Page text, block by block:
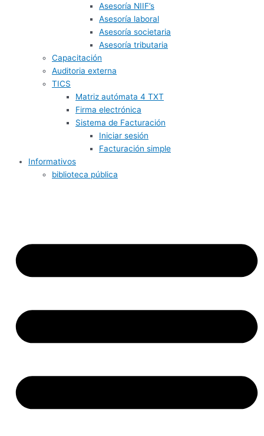
Asesoría NIIF’s
Asesoría laboral
Asesoría societaria
Asesoría tributaria
Capacitación
Auditoria externa
TICS
Matriz autómata 4 TXT
Firma electrónica
Sistema de Facturación
Iniciar sesión
Facturación simple
Informativos
biblioteca pública